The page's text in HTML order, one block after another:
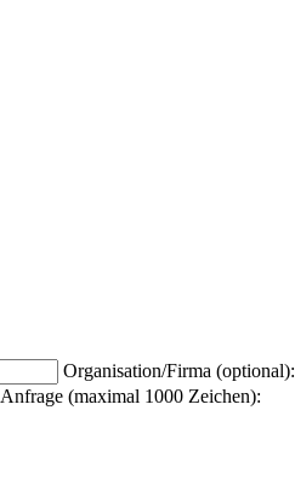
Organisation/Firma (optional):
Anfrage (maximal 1000 Zeichen):